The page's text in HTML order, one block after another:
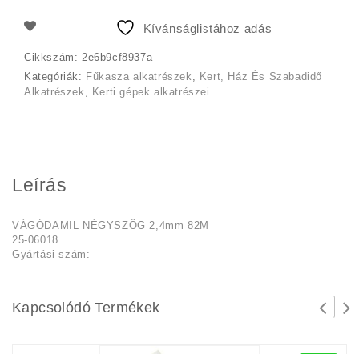
790 Ft.Kívánságlistához adás
Cikkszám: 2e6b9cf8937a
Kategóriák: Fűkasza alkatrészek , Kert, Ház És Szabadidő
Alkatrészek , Kerti gépek alkatrészei
Leírás
VÁGÓDAMIL NÉGYSZÖG 2,4mm 82M
25-06018
Gyártási szám:
Kapcsolódó Termékek